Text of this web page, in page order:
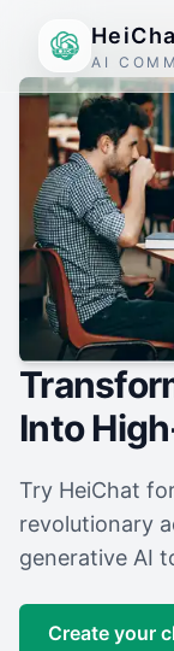
AI
Into
Try HeiChat
revolutionary
generative AI
Create your